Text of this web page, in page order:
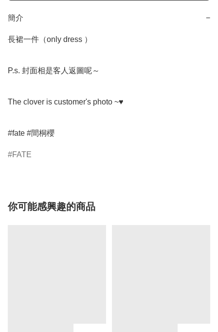
簡介 −
長裙一件（only dress ）
P.s. 封面相是客人返圖呢～
The clover is customer's photo ~♥️
FATE
你可能感興趣的商品